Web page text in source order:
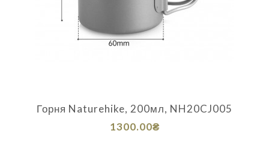
Горня Naturehike, 200мл, NH20CJ005
1300.00₴